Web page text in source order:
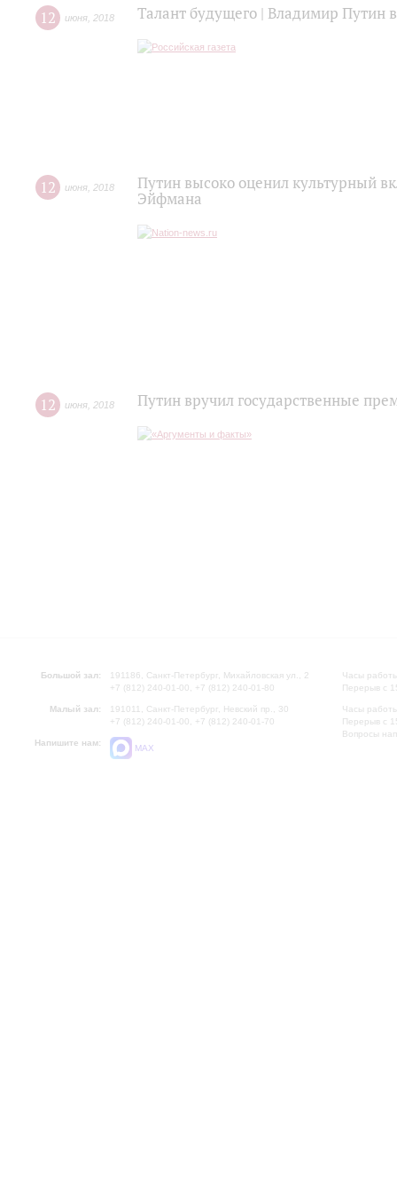
12 июня 2018 Талант будущего | Владимир Путин
12 июня 2018
Путин высоко оценил культурный
Эйфмана
12 июня 2018 Путин вручил государственные
Большой зал:
191186, Санкт-Петербург, Михайловская ул., 2
+7 (812) 240-01-00, +7 (812) 240-01-80
Малый зал:
191011, Санкт-Петербург, Невский пр., 30
+7 (812) 240-01-00, +7 (812) 240-01-70
Напишите нам:
MAX
Часы
Перерыв с
Часы
Перерыв с
Вопросы